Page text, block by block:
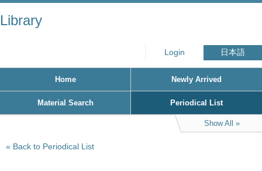
Library
Login 日本語
Home Newly Arrived
Material Search Periodical List
Show All
Back to Periodical List